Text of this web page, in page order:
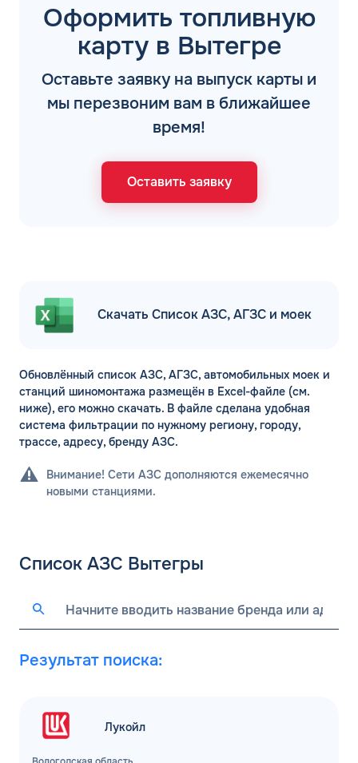
Оформить топливную
карту в Вытегре
Оставьте заявку на выпуск карты и
мы перезвоним вам в ближайшее
время!
Оставить заявку
Скачать Список АЗС, АГЗС и моек
Обновлённый список АЗС, АГЗС, автомобильных моек и
станций шиномонтажа размещён в Excel-файле (см.
ниже), его можно скачать. В файле сделана удобная
система фильтрации по нужному региону, городу,
трассе, адресу, бренду АЗС.
Внимание! Сети АЗС дополняются ежемесячно
новыми станциями.
Список АЗС Вытегры
Результат поиска:
Лукойл